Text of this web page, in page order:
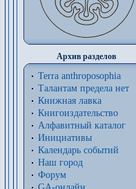
Архив разделов
Terra anthroposophia
Талантам предела нет
Книжная лавка
Книгоиздательство
Алфавитный каталог
Инициативы
Календарь событий
Наш город
Форум